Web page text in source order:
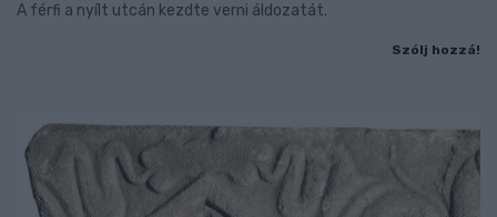
A férfi a nyílt utcán kezdte verni áldozatát.
Szólj hozzá!